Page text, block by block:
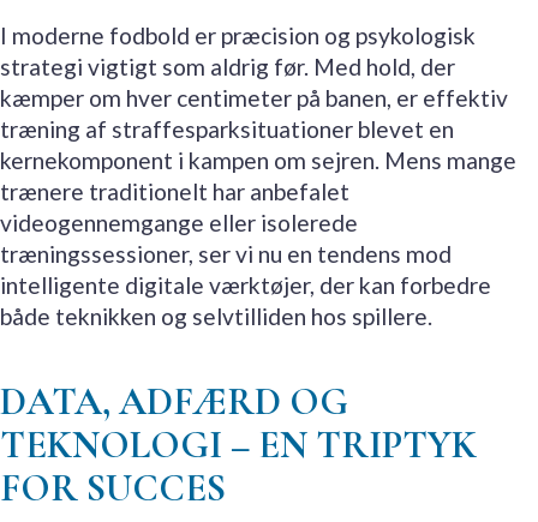
I moderne fodbold er præcision og psykologisk
strategi vigtigt som aldrig før. Med hold, der
kæmper om hver centimeter på banen, er effektiv
træning af straffesparksituationer blevet en
kernekomponent i kampen om sejren. Mens mange
trænere traditionelt har anbefalet
videogennemgange eller isolerede
træningssessioner, ser vi nu en tendens mod
intelligente digitale værktøjer, der kan forbedre
både teknikken og selvtilliden hos spillere.
DATA, ADFÆRD OG
TEKNOLOGI – EN TRIPTYK
FOR SUCCES